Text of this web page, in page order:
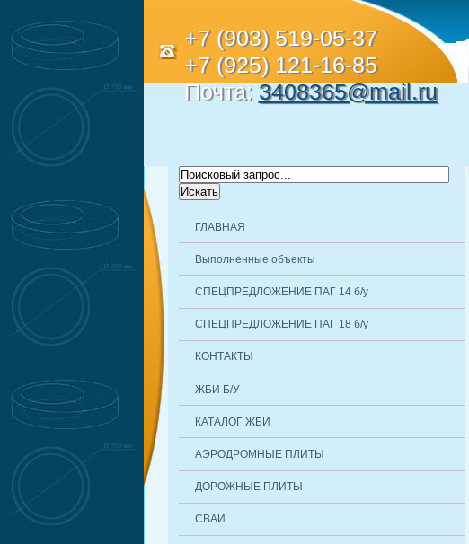
+7 (903) 519-05-37
+7 (925) 121-16-85
Почта: 3408365@mail.ru
ГЛАВНАЯ
Выполненные объекты
СПЕЦПРЕДЛОЖЕНИЕ ПАГ 14 б/у
СПЕЦПРЕДЛОЖЕНИЕ ПАГ 18 б/у
КОНТАКТЫ
ЖБИ Б/У
КАТАЛОГ ЖБИ
АЭРОДРОМНЫЕ ПЛИТЫ
ДОРОЖНЫЕ ПЛИТЫ
СВАИ